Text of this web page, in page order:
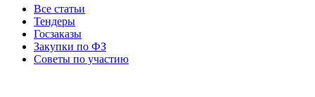
Все статьи
Тендеры
Госзаказы
Закупки по ФЗ
Советы по участию